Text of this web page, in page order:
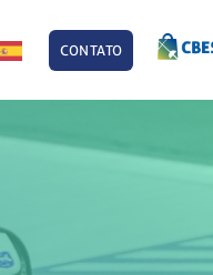
CONTATO